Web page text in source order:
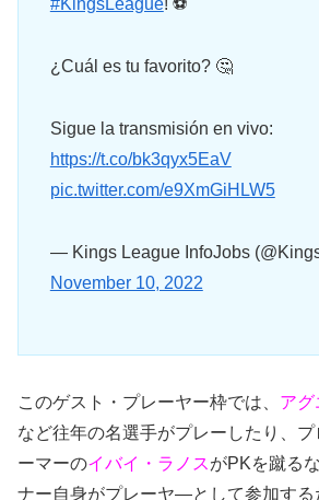
#KingsLeague! ⚽️
¿Cuál es tu favorito? 🤔
Sigue la transmisión en vivo:
https://t.co/bk3qyx5EaV
pic.twitter.com/e9XmGiHLW5
— Kings League InfoJobs
November 10, 2022
このゲスト・プレーヤー枠では、 アグ
など往年の名選手がプレーしたり、プ
ーマーのイバイ・ラノスがPKを蹴る
ナー自身がプレーヤ―として参加する